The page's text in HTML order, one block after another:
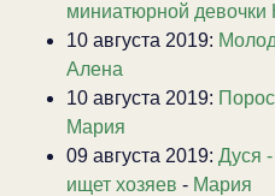
миниатюрной
10 августа 2019:
Алена
10 августа 2019:
Мария
09 августа 2019: Дуся
ищет хозяев - Мария